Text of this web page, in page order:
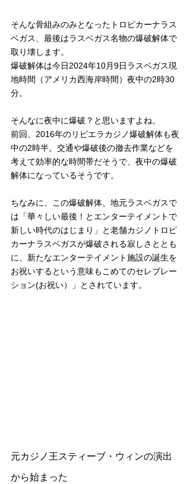
そんな骨組みのみとなったトロピカーナラス
ベガス、最後はラスベガス名物の爆破解体で
取り壊します。
爆破解体は今日2024年10月9日ラスベガス現
地時間（アメリカ西海岸時間）夜中の2時30
分。
そんなに夜中に爆破？と思いますよね。
前回、2016年のリビエラカジノ爆破解体も夜
中の2時半。交通や爆破後の撤去作業などを
考えて効率的な時間帯だそうで、夜中の爆破
解体になっているそうです。
ちなみに、この爆破解体、地元ラスベガスで
は「華々しい最後！とエンターテイメントで
新しい時代のはじまり」と老舗カジノトロピ
カーナラスベガスが爆破される寂しさととも
に、新たなエンターテイメント施設の誕生を
お祝いするという意味もこめてのセレブレー
ション(お祝い）」とされています。
元カジノ王スティーブ・ウィンの演出
から始まった